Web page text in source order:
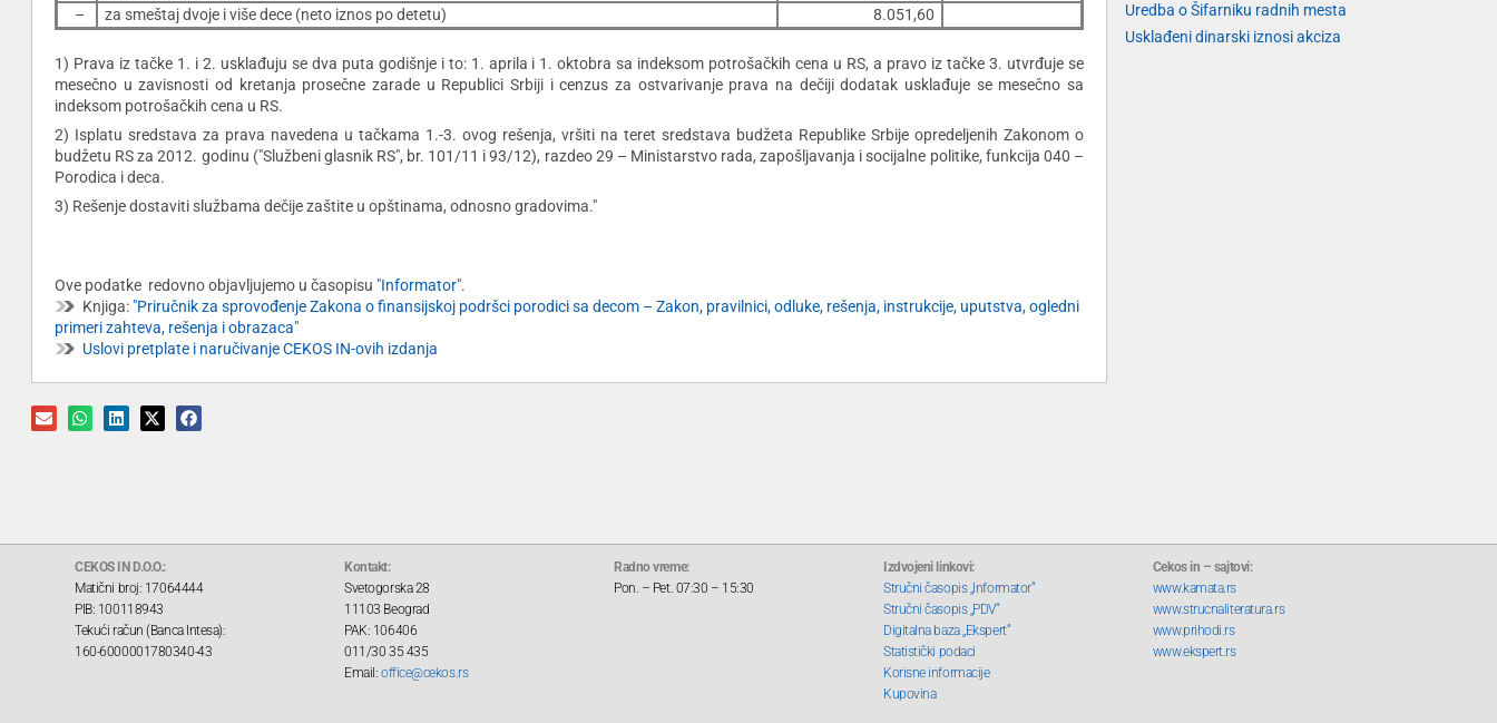
–
za smeštaj dvoje i više dece (neto iznos po detetu) 8.051,60
1) Prava iz tačke 1. i 2. usklađuju se dva puta godišnje i to: 1. aprila i 1. oktobra sa indeksom potrošačkih cena u RS, a pravo iz tačke 3. utvrđuje se
mesečno u zavisnosti od kretanja prosečne zarade u Republici Srbiji i cenzus za ostvarivanje prava na dečiji dodatak usklađuje se mesečno sa
indeksom potrošačkih cena u RS.
2) Isplatu sredstava za prava navedena u tačkama 1.-3. ovog rešenja, vršiti na teret sredstava budžeta Republike Srbije opredeljenih Zakonom o
budžetu RS za 2012. godinu ("Službeni glasnik RS", br. 101/11 i 93/12), razdeo 29 – Ministarstvo rada, zapošljavanja i socijalne politike, funkcija 040 –
Porodica i deca.
3) Rešenje dostaviti službama dečije zaštite u opštinama, odnosno gradovima."
Ove podatke redovno objavljujemo u časopisu "Informator".
Knjiga: "Priručnik za sprovođenje Zakona o finansijskoj podršci porodici sa decom – Zakon, pravilnici, odluke, rešenja, instrukcije, uputstva, ogledni
primeri zahteva, rešenja i obrazaca"
Uslovi pretplate i naručivanje CEKOS IN-ovih izdanja
Uredba o Šifarniku radnih mesta
Usklađeni dinarski iznosi akciza
CEKOS IN D.O.O.:
Matični broj: 17064444
PIB: 100118943
Tekući račun (Banca Intesa):
160-6000001780340-43
Kontakt:
Svetogorska 28
11103 Beograd
PAK: 106406
011/30 35 435
Email: office@cekos.rs
Radno vreme:
Pon. – Pet. 07:30 – 15:30
Izdvojeni linkovi:
Stručni časopis „Informator“
Stručni časopis „PDV“
Digitalna baza „Ekspert“
Statistički podaci
Korisne informacije
Kupovina
Cekos in – sajtovi:
www.kamata.rs
www.strucnaliteratura.rs
www.prihodi.rs
www.ekspert.rs